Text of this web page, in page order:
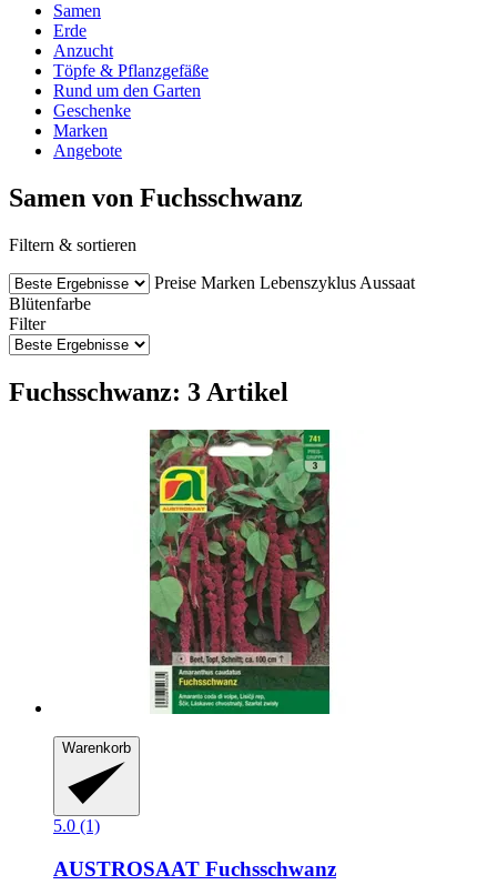
Samen
Erde
Anzucht
Töpfe & Pflanzgefäße
Rund um den Garten
Geschenke
Marken
Angebote
Samen von Fuchsschwanz
Filtern & sortieren
Preise Marken Lebenszyklus Aussaat
Blütenfarbe
Filter
Fuchsschwanz: 3 Artikel
Warenkorb
5.0 (1)
AUSTROSAAT Fuchsschwanz